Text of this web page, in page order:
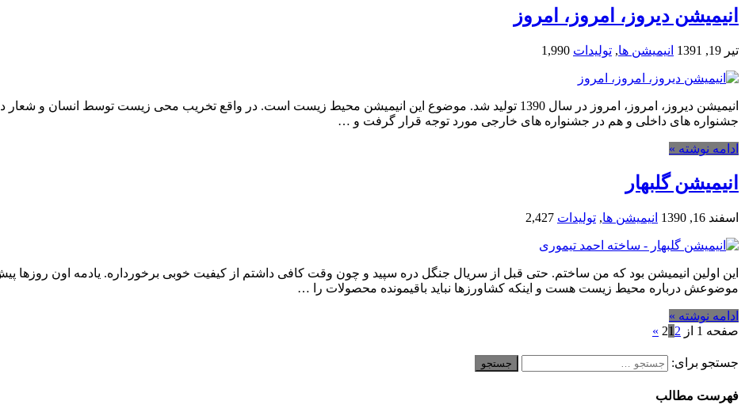
انیمیشن دیروز، امروز، امروز
تیر 19, 1391 انیمیشن ها, تولیدات 1,990
انیمیشن دیروز، امروز، امروز در سال 1390 تولید شد. موضوع این انیمیشن محیط زیست است. در واقع تخریب محی زیست
جشنواره های داخلی و هم در جشنواره های خارجی مورد توجه قرار گرفت و …
ادامه نوشته »
انیمیشن گلبهار
اسفند 16, 1390 انیمیشن ها, تولیدات 2,427
این اولین انیمیشن بود که من ساختم. حتی قبل از سریال جنگل دره سپید و چون وقت کافی داشتم از کیفیت خوبی برخورداره. یادمه اون روزها
موضوعش درباره محیط زیست هست و اینکه کشاورزها نباید باقیمونده محصولات را …
ادامه نوشته »
صفحه 1 از 2
1 2
»
جستجو برای:
فهرست مطالب